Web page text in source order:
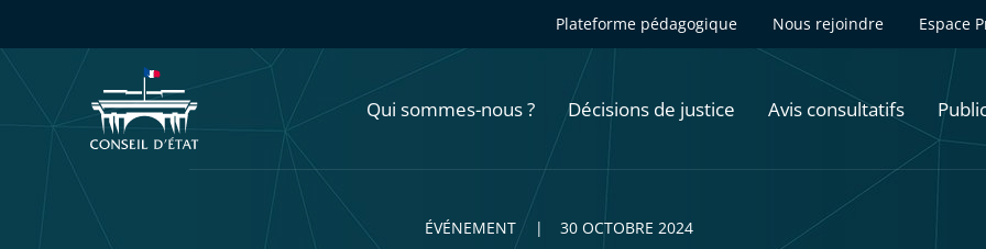
Plateforme pédagogique Nous rejoindre Espace
Qui sommes-nous ? Décisions de justice Avis consultatifs
ÉVÉNEMENT 30 OCTOBRE 2024